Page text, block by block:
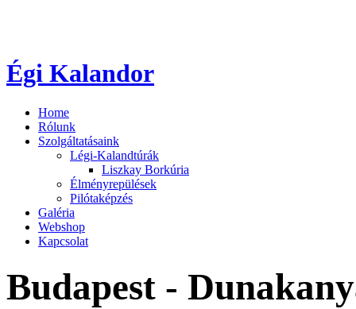
Égi Kalandor
Home
Rólunk
Szolgáltatásaink
Légi-Kalandtúrák
Liszkay Borkúria
Élményrepülések
Pilótaképzés
Galéria
Webshop
Kapcsolat
Budapest -